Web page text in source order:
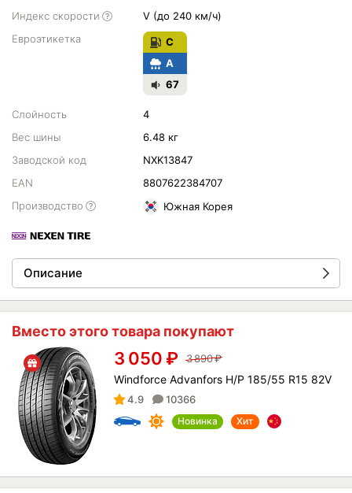
Индекс скорости
V (до 240 км/ч)
Евроэтикетка
C
A
67
Слойность
4
Вес шины
6.48 кг
Заводской код
NXK13847
EAN
8807622384707
Производство
Южная Корея
Описание
Вместо этого товара покупают
3 050 ₽ 3 890₽
Windforce Advanfors H/P 185/55 R15 82V
4.9 10366
Новинка Хит